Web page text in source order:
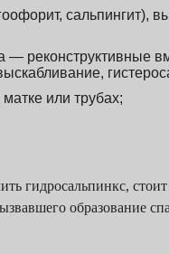
— реконструктивные
или трубах;
гидросальпинкс,
образование